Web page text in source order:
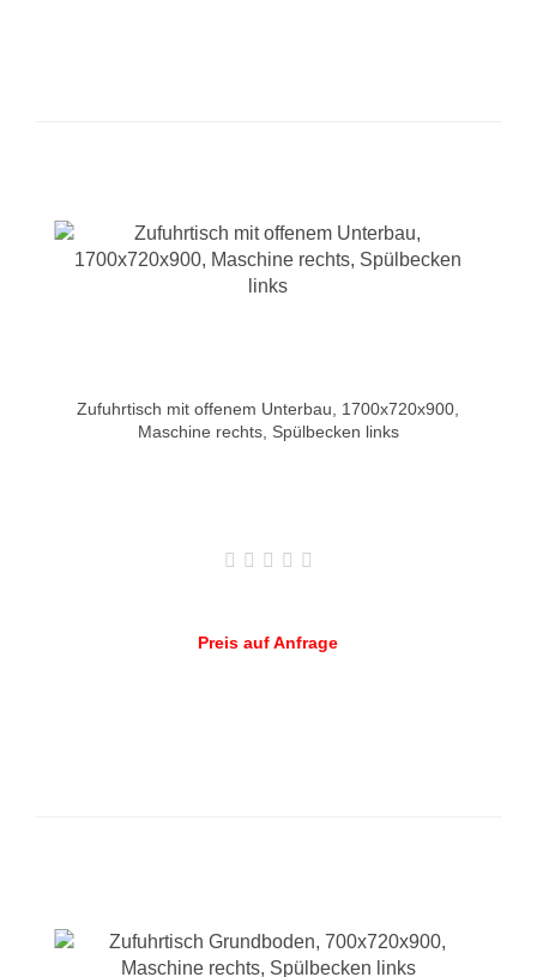
Zufuhrtisch mit offenem Unterbau, 1700x720x900,
Maschine rechts, Spülbecken links
Preis auf Anfrage